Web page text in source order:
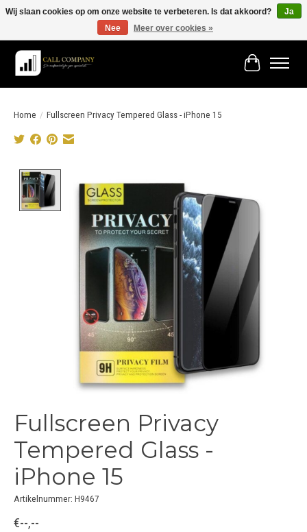
Vóór 19:00 besteld morgen in huis!
Winkelwagen
Home / Fullscreen Privacy Tempered Glass - iPhone 15
Fullscreen Privacy
Tempered Glass -
iPhone 15
Artikelnummer: H9467
€--,--
Wij slaan cookies op om onze website te verbeteren. Is dat akkoord?
Ja
Nee
Meer over cookies »